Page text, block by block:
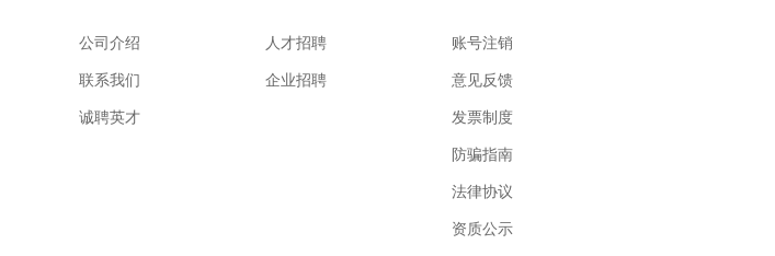
公司介绍
联系我们
诚聘英才
人才招聘
企业招聘
账号注销
意见反馈
发票制度
防骗指南
法律协议
资质公示